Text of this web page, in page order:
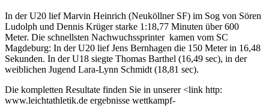
In der U20 lief Marvin Heinrich (Neuköllner SF) im Sog von Sören
Ludolph und Dennis Krüger starke 1:18,77 Minuten über 600
Meter. Die schnellsten Nachwuchssprinter kamen vom SC
Magdeburg: In der U20 lief Jens Bernhagen die 150 Meter in 16,48
Sekunden. In der U18 siegte Thomas Barthel (16,49 sec), in der
weiblichen Jugend Lara-Lynn Schmidt (18,81 sec).
Die kompletten Resultate finden Sie in unserer <link http:
www.leichtathletik.de ergebnisse wettkampf-